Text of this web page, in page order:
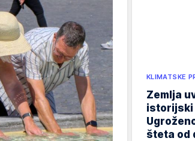
KLIMATSKE
Zemlja
istorijski
šteta od